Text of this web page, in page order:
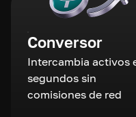
Conversor
Intercambia activos
segundos sin
comisiones de red